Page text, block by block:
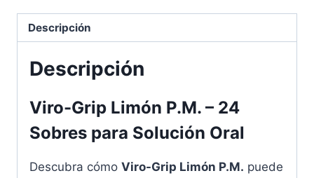
24
Sobres
Solución
cantidad
Descripción
Descripción
Viro-Grip Limón P.M. – 24
Sobres para Solución Oral
Descubra cómo Viro-Grip Limón P.M. puede